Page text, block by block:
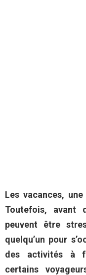
Les vacances,
Toutefois, avant
peuvent être
quelqu’un pour
des activités à
certains